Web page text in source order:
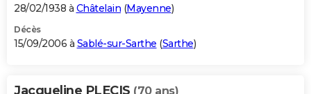
28/02/1938 à Châtelain (Mayenne)
Décès
15/09/2006 à Sablé-sur-Sarthe (Sarthe)
Jacqueline PLECIS (70 ans)